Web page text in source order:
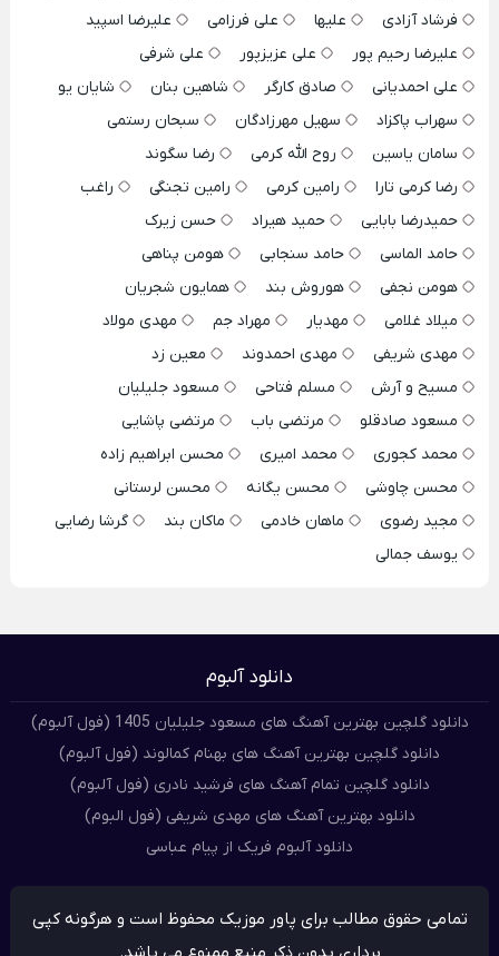
فرشاد آزادی
علیها علی فرزامی
علیرضا اسپید
علیرضا رحیم پور
علی عزیزپور
علی شرفی
علی احمدیانی
صادق کارگر شاهین بنان
شایان یو
سهراب پاکزاد
سهیل مهرزادگان
سبحان رستمی
سامان یاسین
روح الله کرمی
رضا سگوند
رضا کرمی تارا
رامین کرمی رامین تجنگی
راغب
حمیدرضا بابایی
حمید هیراد
حسن زیرک
حامد الماسی
حامد سنجابی
هومن پناهی
هومن نجفی
هوروش بند
همایون شجریان
میلاد غلامی
مهدیار مهراد جم
مهدی مولاد
مهدی شریفی
مهدی احمدوند
معین زد
مسیح و آرش
مسلم فتاحی
مسعود جلیلیان
مسعود صادقلو
مرتضی باب
مرتضی پاشایی
محمد کجوری
محمد امیری
محسن ابراهیم زاده
محسن چاوشی
محسن یگانه
محسن لرستانی
مجید رضوی
ماهان خادمی ماکان بند
گرشا رضایی
یوسف جمالی
دانلود آلبوم
دانلود گلچین بهترین آهنگ های مسعود جلیلیان 1405 (فول آلبوم)
دانلود گلچین بهترین آهنگ های بهنام کمالوند (فول آلبوم)
دانلود گلچین تمام آهنگ های فرشید نادری (فول آلبوم)
دانلود بهترین آهنگ های مهدی شریفی (فول البوم)
دانلود آلبوم فریک از پیام عباسی
تمامی حقوق مطالب برای پاور موزیک محفوظ است و هرگونه کپی